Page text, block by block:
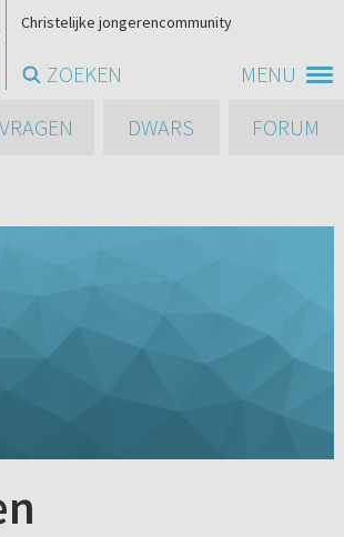
MENU
Christelijke jongerencommunity
ZOEKEN
VRAGEN DWARS FORUM